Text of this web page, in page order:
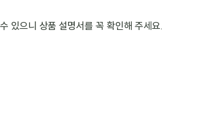
있으니 상품 설명서를 꼭 확인해 주세요.